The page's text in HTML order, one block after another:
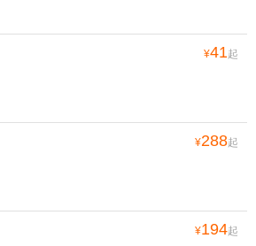
¥41起
¥288起
¥194起